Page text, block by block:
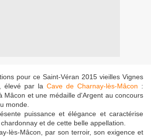
pour ce Saint-Véran 2015 vieilles Vignes
élevé par la Cave de Charnay-lès-Mâcon :
Mâcon et une médaille d'Argent au concours
monde.
puissance et élégance et caractérise
et de cette belle appellation.
lès-Mâcon, par son terroir, son exigence et